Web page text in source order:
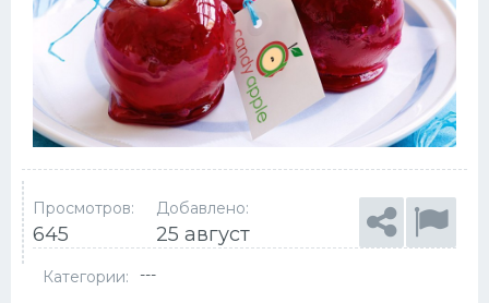
Просмотров:
645
Добавлено:
25 август
Категории: ---